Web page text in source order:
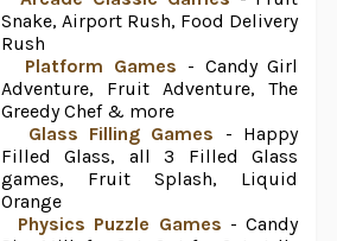
Snake, Airport Rush, Food Delivery
Rush
Platform Games - Candy Girl
Adventure, Fruit Adventure, The
Greedy Chef & more
Glass Filling Games - Happy
Filled Glass, all 3 Filled Glass
games, Fruit Splash, Liquid
Orange
Physics Puzzle Games - Candy